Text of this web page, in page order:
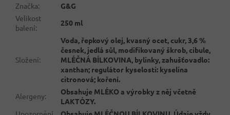
Značka:
G&G
Velikost
balení:
250 ml
Složení:
Voda, řepkový olej, kvasný ocet, cukr, 3,6 %
česnek, jedlá sůl, modifikovaný škrob, cibule,
MLÉČNÁ BÍLKOVINA, bylinky, zahušťovadlo:
xanthan; regulátor kyselosti: kyselina
citronová; koření.
Alergeny:
Obsahuje MLÉKO a výrobky z něj včetně
LAKTÓZY.